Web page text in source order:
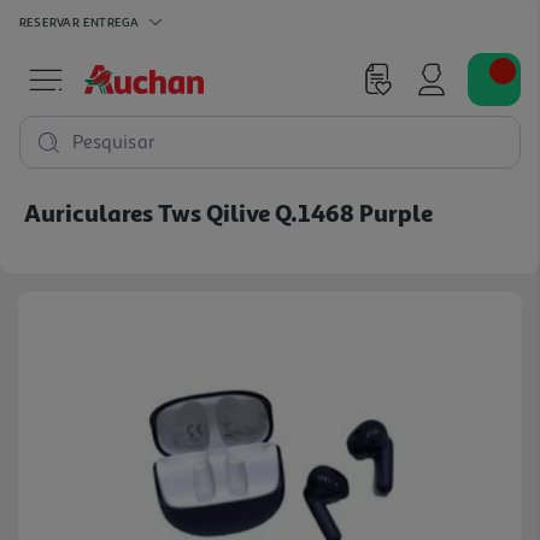
RESERVAR ENTREGA
Pesquisar
Auriculares Tws Qilive Q.1468 Purple